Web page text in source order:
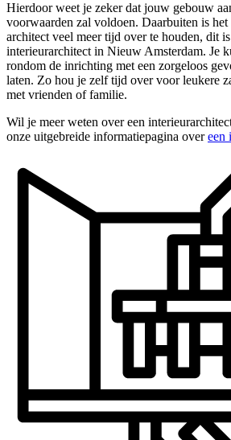
Hierdoor weet je zeker dat jouw gebouw
voorwaarden zal voldoen. Daarbuiten is
architect veel meer tijd over te houden, dit
interieurarchitect in Nieuw Amsterdam. Je
rondom de inrichting met een zorgeloos
laten. Zo hou je zelf tijd over voor leukere
met vrienden of familie.
Wil je meer weten over een
onze uitgebreide informatiepagina overeen